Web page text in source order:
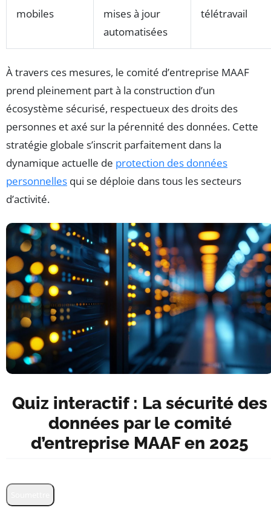
mobiles
mises à jour
automatisées
télétravail
À travers ces mesures, le comité d’entreprise MAAF
prend pleinement part à la construction d’un
écosystème sécurisé, respectueux des droits des
personnes et axé sur la pérennité des données. Cette
stratégie globale s’inscrit parfaitement dans la
dynamique actuelle de protection des données
personnelles qui se déploie dans tous les secteurs
d’activité.
Quiz interactif : La sécurité des
données par le comité
d’entreprise MAAF en 2025